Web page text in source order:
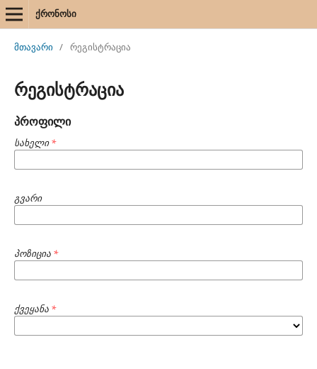
ქრონოსი
მთავარი / რეგისტრაცია
რეგისტრაცია
პროფილი
სახელი*
გვარი
პოზიცია *
ქვეყანა *